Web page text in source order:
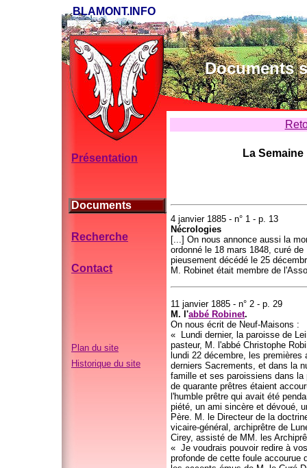
BLAMONT.INFO
Documents
Présentation
Documents
Recherche
Contact
Plan du site
Historique du site
La
4 janvier 1885 - n° 1 - p. 13
Nécrologies
[...] On nous annonce aussi la
ordonné le 18 mars 1848, curé
pieusement décédé le 25
M. Robinet était membre de
11 janvier 1885 - n° 2 - p. 29
M. l'abbé Robinet.
On nous écrit de Neuf-Maisons :
« Lundi dernier, la paroisse de
pasteur, M. l'abbé Christophe
lundi 22 décembre, les
derniers Sacrements, et dans la
famille et ses paroissiens dans
de quarante prêtres étaient
l'humble prêtre qui avait été
piété, un ami sincère et dévoué,
Père. M. le Directeur de la
vicaire-général, archiprêtre de
Cirey, assisté de MM. les
« Je voudrais pouvoir redire à
profonde de cette foule accourue